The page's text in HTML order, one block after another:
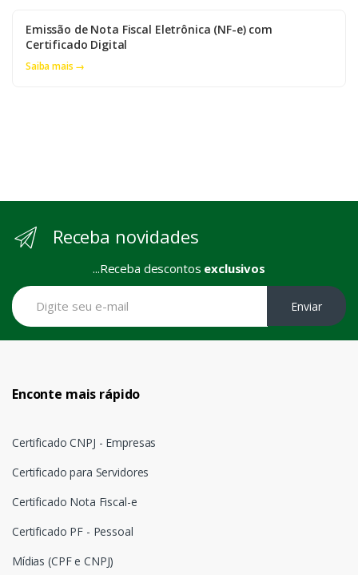
Emissão de Nota Fiscal Eletrônica (NF-e) com
Certificado Digital
Saiba mais →
Receba novidades
...Receba descontos exclusivos
Enviar
Enconte mais rápido
Certificado CNPJ - Empresas
Certificado para Servidores
Certificado Nota Fiscal-e
Certificado PF - Pessoal
Mídias (CPF e CNPJ)